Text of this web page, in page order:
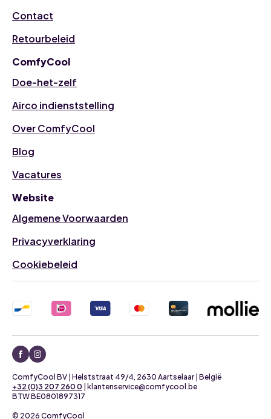
Contact
Retourbeleid
ComfyCool
Doe-het-zelf
Airco indienststelling
Over ComfyCool
Blog
Vacatures
Website
Algemene Voorwaarden
Privacyverklaring
Cookiebeleid
© 2026 ComfyCool
+32 (0)3 207 260 0 | klantenservice@comfycool.be
BTW BE0801897317
ComfyCool BV | Helststraat 49/4, 2630 Aartselaar | België